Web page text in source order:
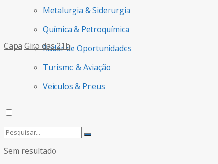
Metalurgia & Siderurgia
Química & Petroquímica
Radar de Oportunidades
Turismo & Aviação
Veículos & Pneus
Sem resultado
Capa Giro das 21h